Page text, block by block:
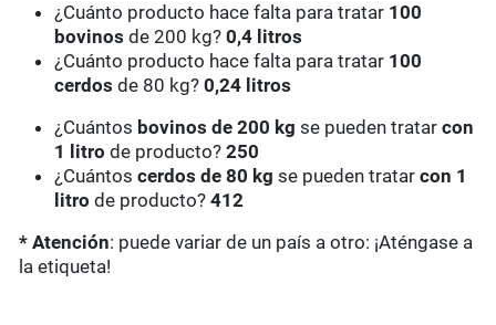
¿Cuánto producto hace falta para tratar 100
bovinosde 200 kg?0,4 litros
¿Cuánto producto hace falta para tratar 100
cerdosde 80 kg?0,24 litros
¿Cuántos bovinos de 200 kg se pueden tratarcon
1 litro de producto?250
¿Cuántoscerdos de 80 kg se pueden tratarcon 1
litro de producto?412
* Atención: puede variar de un país a otro: ¡Aténgase a
la etiqueta!